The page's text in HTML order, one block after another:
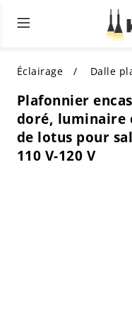
TOUS LES MEUBLES
MEILLEURS CHOIX
ACHETEZ PAR
Acheter par
ACHETEZ PAR
Shop by Colors
TOUT L'ÉCLAIRAGE
ACHETEZ PAR
ACHETEZ PAR STYLE
Éclairage Dalle
Plafonnier
doré, luminaire
de lotus pour
110 V-120 V